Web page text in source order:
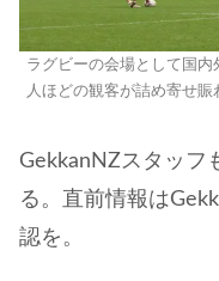
ラグビーの会場として国
人ほどの観客が詰め寄せ賑
GekkanNZスタッフ
る。直前情報は
認を。